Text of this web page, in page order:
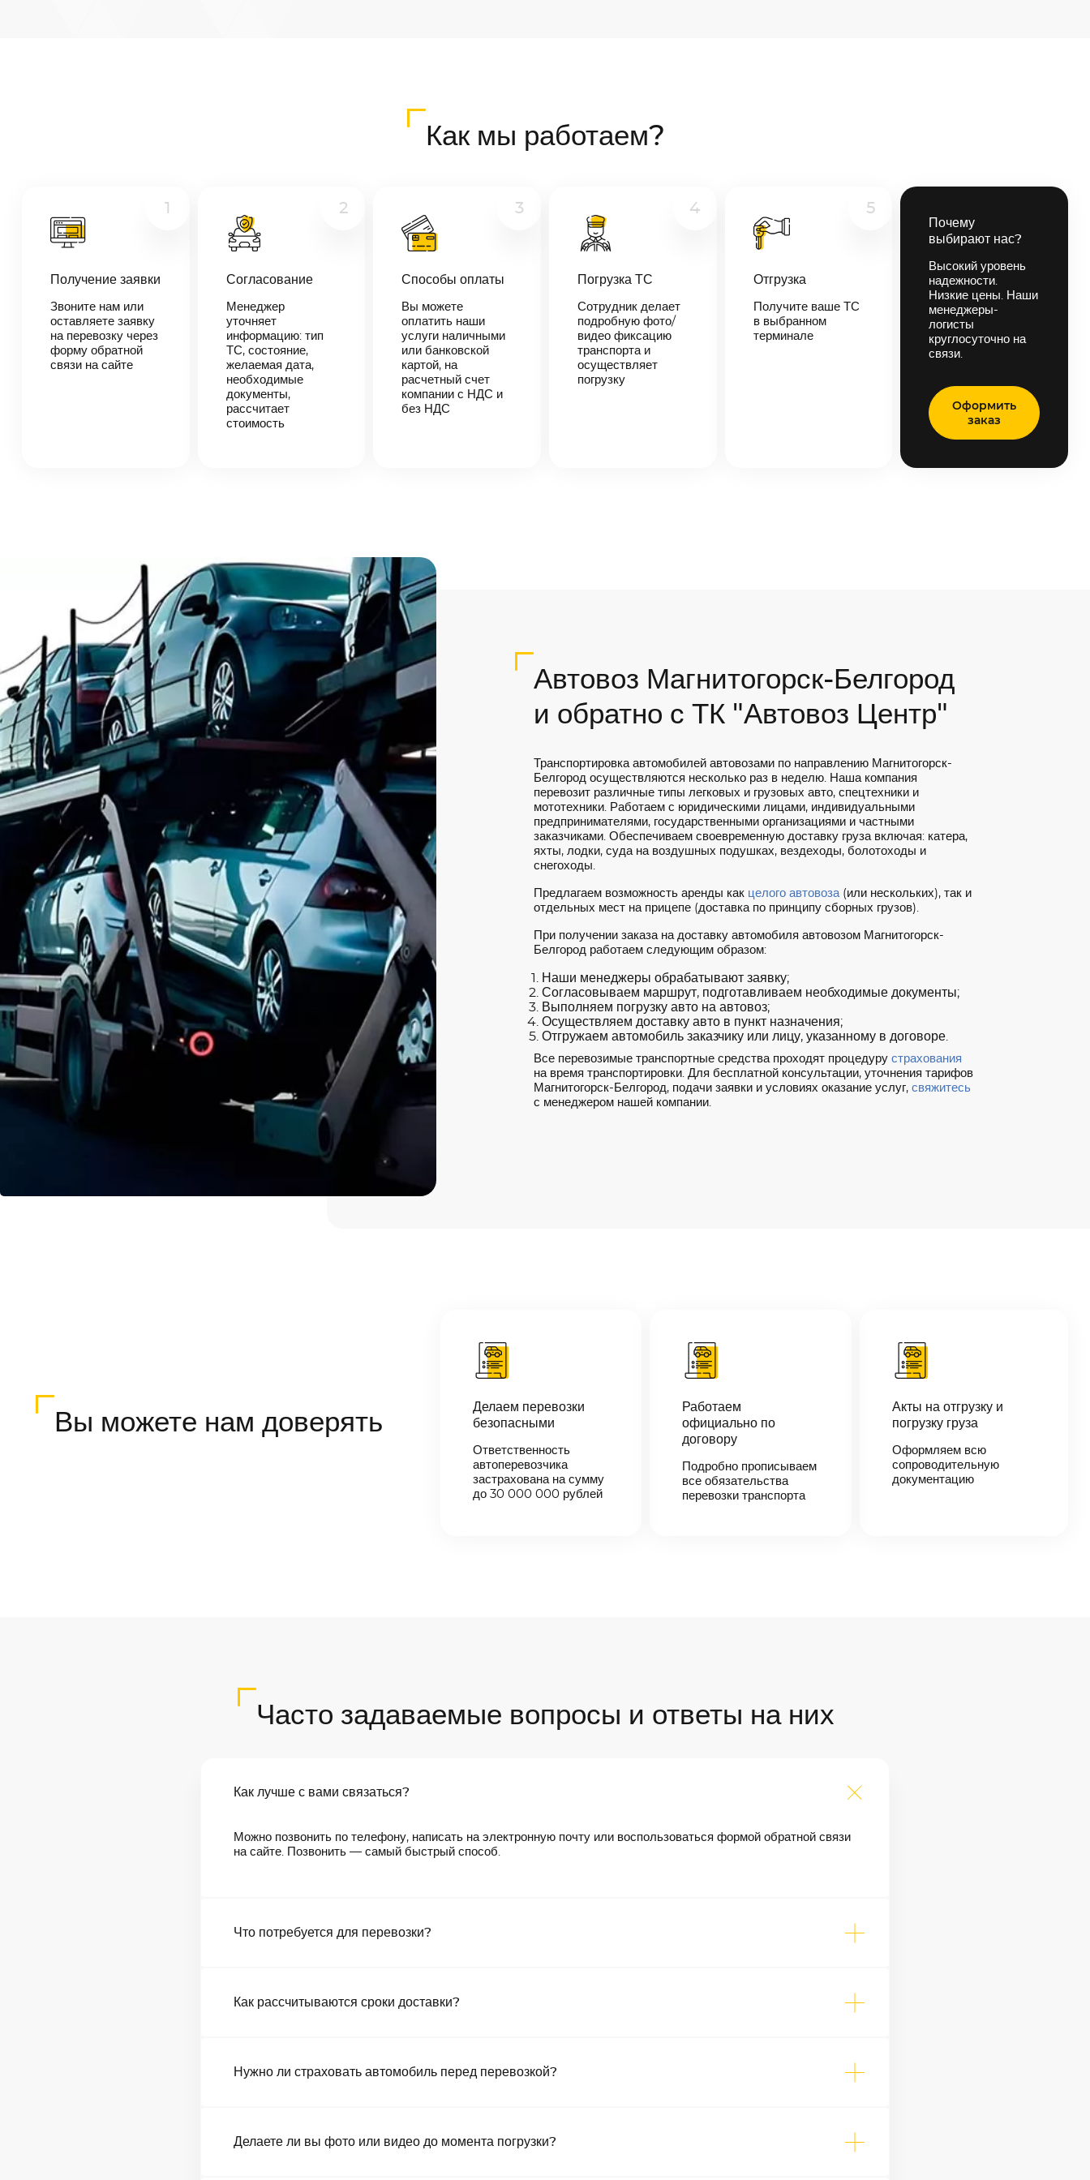
минут наш
логист
свяжется с
вами,
согласует
детали
Как мы работаем?
1
Получение заявки
Звоните нам или
оставляете заявку
на перевозку через
форму обратной
связи на сайте
2
Согласование
Менеджер
уточняет
информацию: тип
ТС, состояние,
желаемая дата,
необходимые
документы,
рассчитает
стоимость
3
Способы оплаты
Вы можете
оплатить наши
услуги наличными
или банковской
картой, на
расчетный счет
компании с НДС и
без НДС
4
Погрузка ТС
Сотрудник делает
подробную фото/
видео фиксацию
транспорта и
осуществляет
погрузку
5
Отгрузка
Получите ваше ТС
в выбранном
терминале
Почему
выбирают нас?
Высокий уровень
надежности.
Низкие цены. Наши
менеджеры-
логисты
круглосуточно на
связи.
Оформить
заказ
Автовоз Магнитогорск-Белгород
и обратно с ТК "Автовоз Центр"
Транспортировка автомобилей автовозами по направлению Магнитогорск-
Белгород осуществляются несколько раз в неделю. Наша компания
перевозит различные типы легковых и грузовых авто, спецтехники и
мототехники. Работаем с юридическими лицами, индивидуальными
предпринимателями, государственными организациями и частными
заказчиками. Обеспечиваем своевременную доставку груза включая: катера,
яхты, лодки, суда на воздушных подушках, вездеходы, болотоходы и
снегоходы.
Предлагаем возможность аренды как целого автовоза(или нескольких), так и
отдельных мест на прицепе (доставка по принципу сборных грузов).
При получении заказа на доставку автомобиля автовозом Магнитогорск-
Белгород работаем следующим образом:
Наши менеджеры обрабатывают заявку;
Согласовываем маршрут, подготавливаем необходимые документы;
Выполняем погрузку авто на автовоз;
Осуществляем доставку авто в пункт назначения;
Отгружаем автомобиль заказчику или лицу, указанному в договоре.
Все перевозимые транспортные средства проходят процедуру страхования
на время транспортировки. Для бесплатной консультации, уточнения тарифов
Магнитогорск-Белгород, подачи заявки и условиях оказание услуг, свяжитесь
с менеджером нашей компании.
Вы можете нам доверять
Делаем перевозки
безопасными
Ответственность
автоперевозчика
застрахована на сумму
до 30 000 000 рублей
Работаем
официально по
договору
Подробно прописываем
все обязательства
перевозки транспорта
Акты на отгрузку и
погрузку груза
Оформляем всю
сопроводительную
документацию
Часто задаваемые вопросы и ответы на них
Как лучше с вами связаться?
Можно позвонить по телефону, написать на электронную почту или воспользоваться формой обратной связи
на сайте. Позвонить — самый быстрый способ.
Что потребуется для перевозки?
Как рассчитываются сроки доставки?
Нужно ли страховать автомобиль перед перевозкой?
Делаете ли вы фото или видео до момента погрузки?